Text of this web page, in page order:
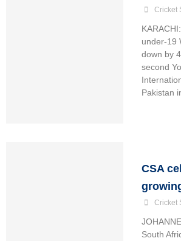
Cricket
under-19
down by
second
Pakistan
CSA
Cricket
South